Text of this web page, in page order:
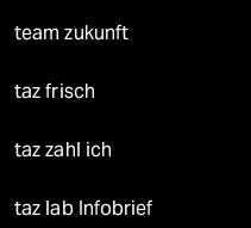
team zukunft
taz frisch
taz zahl ich
taz lab Infobrief